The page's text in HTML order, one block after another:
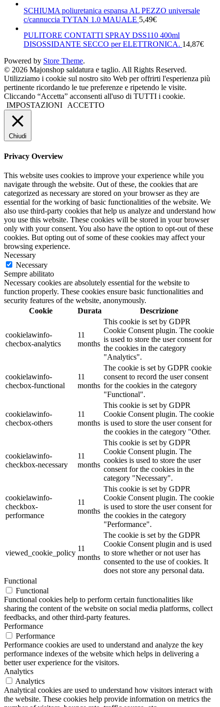
SCHIUMA poliuretanica espansa AL PEZZO universale
c/cannuccia TYTAN 1.0 MAUALE 5,49€
PULITORE CONTATTI SPRAY DSS110 400ml
DISOSSIDANTE SECCO per ELETTRONICA. 14,87€
Powered by Store Theme.
© 2026 Majonshop saldatura e taglio. All Rights Reserved.
Utilizziamo i cookie sul nostro sito Web per offrirti l'esperienza più
pertinente ricordando le tue preferenze e ripetendo le visite.
Cliccando “Accetta” acconsenti all'uso di TUTTI i cookie.
IMPOSTAZIONI
ACCETTO
Chiudi
Privacy Overview
This website uses cookies to improve your experience while you
navigate through the website. Out of these, the cookies that are
categorized as necessary are stored on your browser as they are
essential for the working of basic functionalities of the website. We
also use third-party cookies that help us analyze and understand how
you use this website. These cookies will be stored in your browser
only with your consent. You also have the option to opt-out of these
cookies. But opting out of some of these cookies may affect your
browsing experience.
Necessary
Necessary
Sempre abilitato
Necessary cookies are absolutely essential for the website to
function properly. These cookies ensure basic functionalities and
security features of the website, anonymously.
Cookie
Durata Descrizione
cookielawinfo-
checbox-analytics
11
months
This cookie is set by GDPR
Cookie Consent plugin. The cookie
is used to store the user consent for
the cookies in the category
"Analytics".
cookielawinfo-
checbox-functional
11
months
The cookie is set by GDPR cookie
consent to record the user consent
for the cookies in the category
"Functional".
cookielawinfo-
checbox-others
11
months
This cookie is set by GDPR
Cookie Consent plugin. The cookie
is used to store the user consent for
the cookies in the category "Other.
cookielawinfo-
checkbox-necessary
11
months
This cookie is set by GDPR
Cookie Consent plugin. The
cookies is used to store the user
consent for the cookies in the
category "Necessary".
cookielawinfo-
checkbox-
performance
11
months
This cookie is set by GDPR
Cookie Consent plugin. The cookie
is used to store the user consent for
the cookies in the category
"Performance".
viewed_cookie_policy
11
months
The cookie is set by the GDPR
Cookie Consent plugin and is used
to store whether or not user has
consented to the use of cookies. It
does not store any personal data.
Functional
Functional
Functional cookies help to perform certain functionalities like
sharing the content of the website on social media platforms, collect
feedbacks, and other third-party features.
Performance
Performance
Performance cookies are used to understand and analyze the key
performance indexes of the website which helps in delivering a
better user experience for the visitors.
Analytics
Analytics
Analytical cookies are used to understand how visitors interact with
the website. These cookies help provide information on metrics the